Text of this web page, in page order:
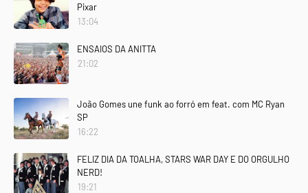
Pixar
13:04
ENSAIOS DA ANITTA
21:02
João Gomes une funk ao forró em feat. com MC Ryan
SP
16:22
FELIZ DIA DA TOALHA, STARS WAR DAY E DO ORGULHO
NERD!
19:21